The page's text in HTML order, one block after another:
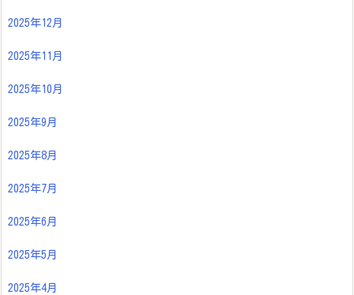
2025年12月
2025年11月
2025年10月
2025年9月
2025年8月
2025年7月
2025年6月
2025年5月
2025年4月